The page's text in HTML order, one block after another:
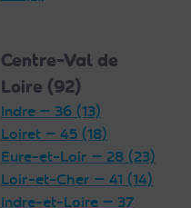
Centre-Val de
Loire (92)
Indre — 36 (13)
Loiret — 45 (18)
Eure-et-Loir — 28 (23)
Loir-et-Cher — 41 (14)
Indre-et-Loire — 37